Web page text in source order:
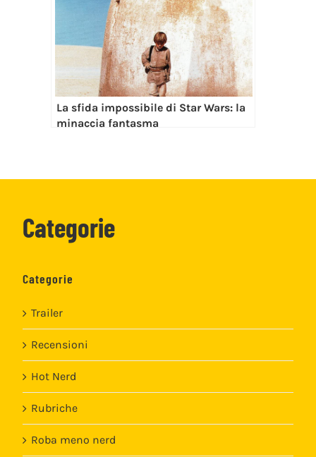
La sfida impossibile di Star Wars: la
minaccia fantasma
Categorie
Categorie
Trailer
Recensioni
Hot Nerd
Rubriche
Roba meno nerd